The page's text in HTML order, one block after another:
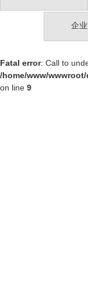
企
Fatal error: Call to
/home/www/
on line 9